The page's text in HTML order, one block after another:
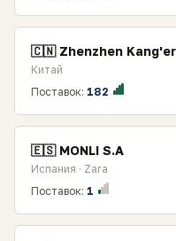
🇨🇳 Zhenzhen
Китай
Поставок: 182
🇪🇸 MONLI S.A
Испания · Zara
Поставок: 1